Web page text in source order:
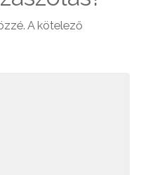
A kötelező